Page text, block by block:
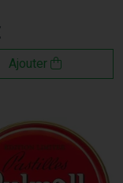
sur notre site en
Ajouter